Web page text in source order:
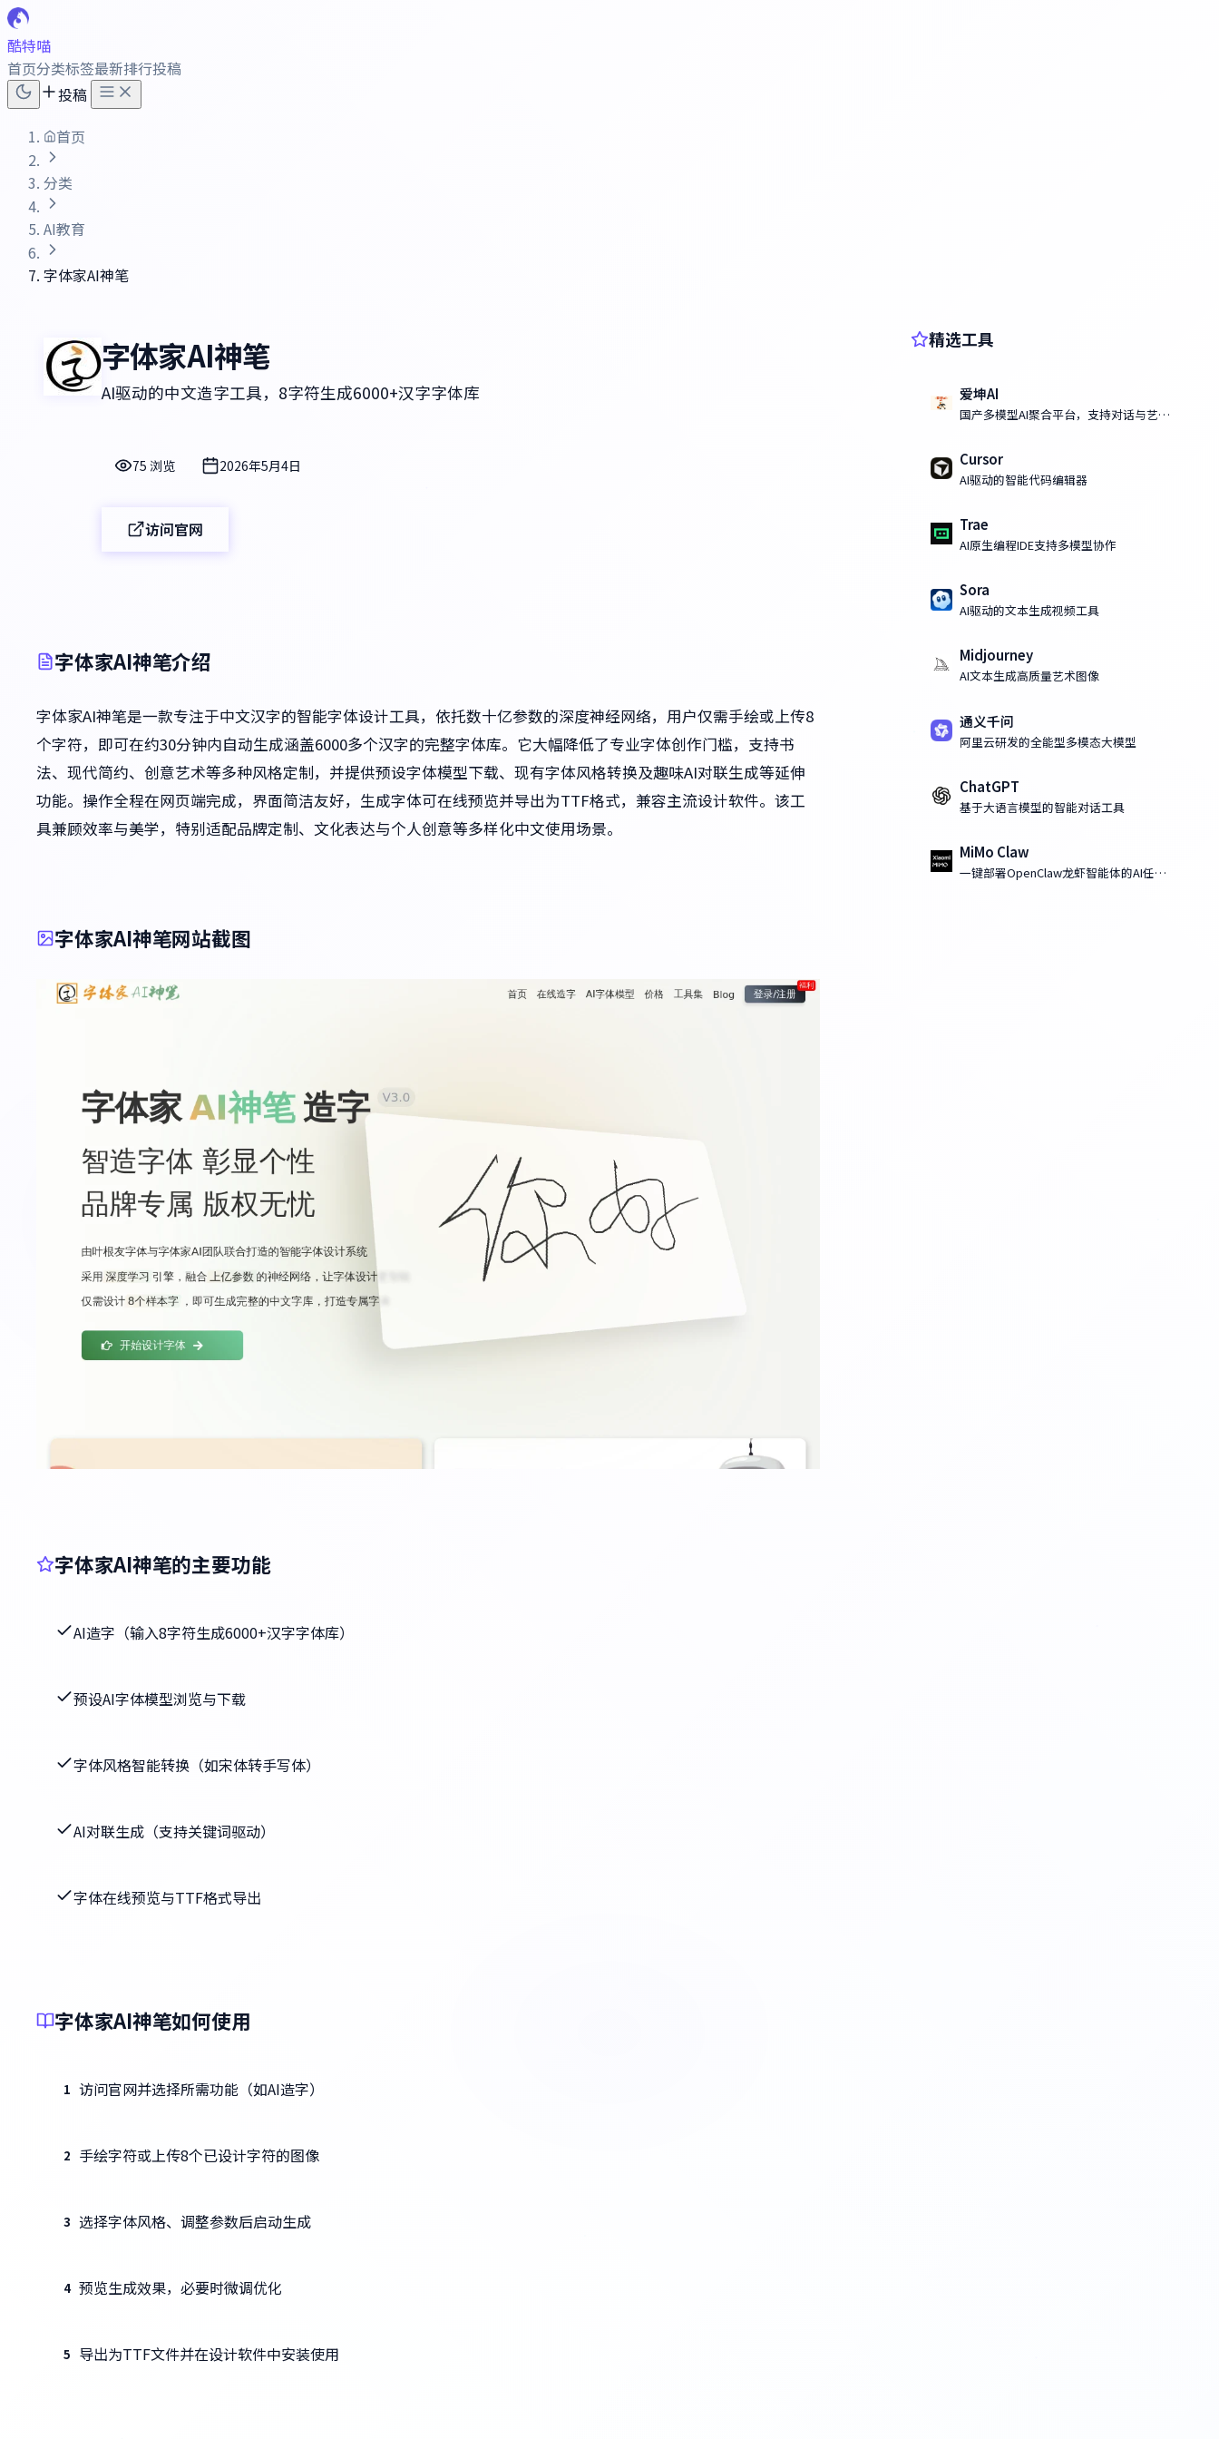
酷特喵
首页分类标签最新排行投稿
投稿
首页
分类
AI教育
字体家AI神笔
字体家AI神笔
AI驱动的中文造字工具，8字符生成6000+汉字字体库
75 浏览 2026年5月4日
访问官网
字体家AI神笔介绍
字体家AI神笔是一款专注于中文汉字的智能字体设计工具，依托数十亿参数的深度神经网络，用户仅需手绘或上传8
个字符，即可在约30分钟内自动生成涵盖6000多个汉字的完整字体库。它大幅降低了专业字体创作门槛，支持书
法、现代简约、创意艺术等多种风格定制，并提供预设字体模型下载、现有字体风格转换及趣味AI对联生成等延伸
功能。操作全程在网页端完成，界面简洁友好，生成字体可在线预览并导出为TTF格式，兼容主流设计软件。该工
具兼顾效率与美学，特别适配品牌定制、文化表达与个人创意等多样化中文使用场景。
字体家AI神笔网站截图
字体家AI神笔的主要功能
AI造字（输入8字符生成6000+汉字字体库）
预设AI字体模型浏览与下载
字体风格智能转换（如宋体转手写体）
AI对联生成（支持关键词驱动）
字体在线预览与TTF格式导出
字体家AI神笔如何使用
1 访问官网并选择所需功能（如AI造字）
2 手绘字符或上传8个已设计字符的图像
3 选择字体风格、调整参数后启动生成
4 预览生成效果，必要时微调优化
5 导出为TTF文件并在设计软件中安装使用
精选工具
爱坤AI
国产多模型AI聚合平台，支持对话与艺术
Cursor
AI驱动的智能代码编辑器
Trae
AI原生编程IDE支持多模型协作
Sora
AI驱动的文本生成视频工具
Midjourney
AI文本生成高质量艺术图像
通义千问
阿里云研发的全能型多模态大模型
ChatGPT
基于大语言模型的智能对话工具
MiMo Claw
一键部署OpenClaw龙虾智能体的AI任务